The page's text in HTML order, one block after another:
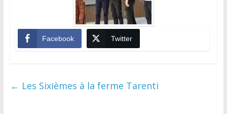
Facebook Twitter
← Les Sixièmes à la ferme Tarenti